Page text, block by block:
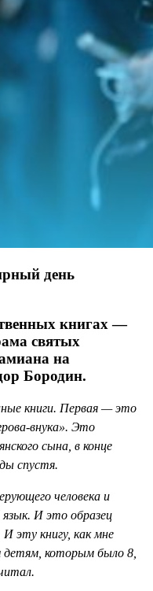
день
книгах —
святых
на
Бородин.
книги. Первая — это
внука». Это
сына, в конце
спустя.
человека и
язык. И это образец
эту книгу, как мне
детям, которым было 8,